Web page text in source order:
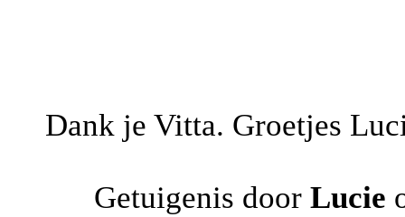
Dank je Vitta. Groetjes
Getuigenis door Lucie